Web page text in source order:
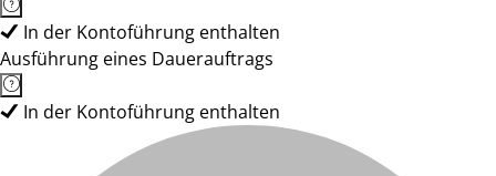
In der Kontoführung enthalten
Ausführung eines Dauerauftrags
In der Kontoführung enthalten